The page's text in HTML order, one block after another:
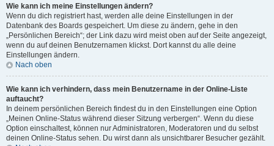
Wie kann ich meine Einstellungen ändern?
Wenn du dich registriert hast, werden alle deine Einstellungen in der
Datenbank des Boards gespeichert. Um diese zu ändern, gehe in den
„Persönlichen Bereich“; der Link dazu wird meist oben auf der Seite angezeigt,
wenn du auf deinen Benutzernamen klickst. Dort kannst du alle deine
Einstellungen ändern.
Nach oben
Wie kann ich verhindern, dass mein Benutzername in der Online-Liste
auftaucht?
In deinem persönlichen Bereich findest du in den Einstellungen eine Option
„Meinen Online-Status während dieser Sitzung verbergen“. Wenn du diese
Option einschaltest, können nur Administratoren, Moderatoren und du selbst
deinen Online-Status sehen. Du wirst dann als unsichtbarer Besucher gezählt.